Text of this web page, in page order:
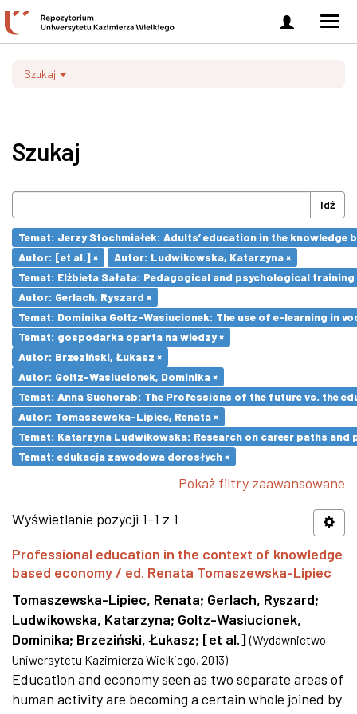
Zaloguj
się
Szukaj
Szukaj
Idź
Temat: Jerzy Stochmiałek: Adults’ education in the knowledge
Autor: [et al.] ×
Autor: Ludwikowska, Katarzyna ×
Temat: Elżbieta Sałata: Pedagogical and psychological
Autor: Gerlach, Ryszard ×
Temat: Dominika Goltz-Wasiucionek: The use of e-learning in
Temat: gospodarka oparta na wiedzy ×
Autor: Brzeziński, Łukasz ×
Autor: Goltz-Wasiucionek, Dominika ×
Temat: Anna Suchorab: The Professions of the future vs. the
Autor: Tomaszewska-Lipiec, Renata ×
Temat: Katarzyna Ludwikowska: Research on career paths
Temat: edukacja zawodowa dorosłych ×
Pokaż filtry zaawansowane
Wyświetlanie pozycji 1-1 z 1
Professional education in the context of knowledge
based economy / ed. Renata Tomaszewska-Lipiec
Tomaszewska-Lipiec, Renata; Gerlach, Ryszard;
Ludwikowska, Katarzyna; Goltz-Wasiucionek,
Dominika; Brzeziński, Łukasz; [et al.] (Wydawnictwo
Uniwersytetu Kazimierza Wielkiego, 2013)
Education and economy seen as two separate areas of
human activity are becoming a certain whole joined by